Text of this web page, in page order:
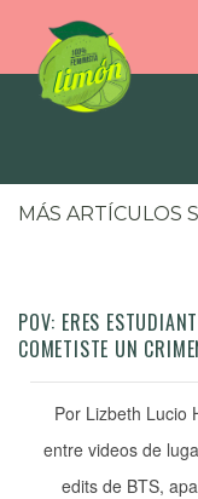
MÁS ARTÍCULOS
POV: ERES
COMETISTE UN
Por Lizbeth Lucio
entre videos de
edits de BTS,